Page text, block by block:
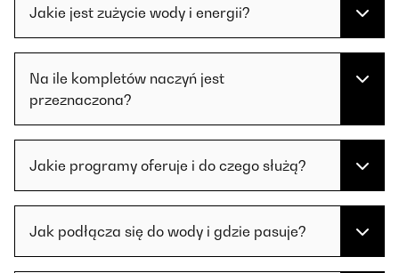
Jakie jest zużycie wody i energii?
Na ile kompletów naczyń jest
przeznaczona?
Jakie programy oferuje i do czego służą?
Jak podłącza się do wody i gdzie pasuje?